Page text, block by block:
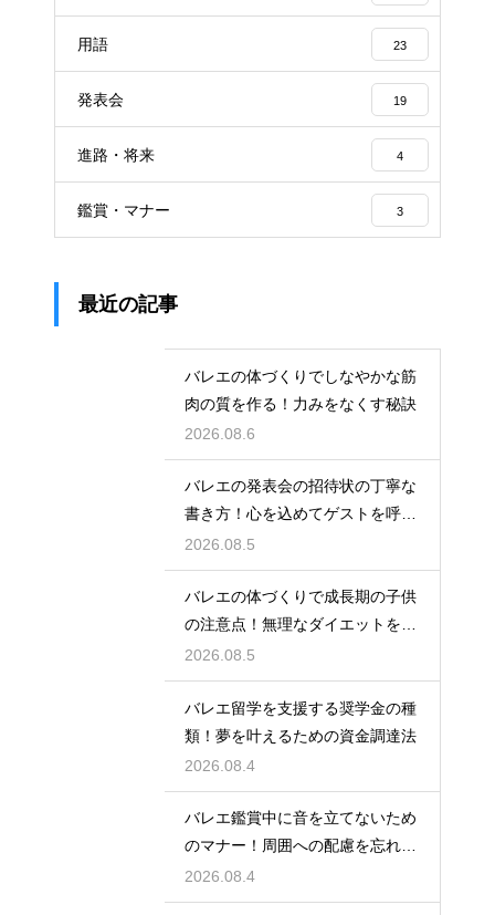
用語 23
発表会 19
進路・将来 4
鑑賞・マナー 3
最近の記事
バレエの体づくりでしなやかな筋
肉の質を作る！力みをなくす秘訣
2026.08.6
バレエの発表会の招待状の丁寧な
書き方！心を込めてゲストを呼ぶ
コツ
2026.08.5
バレエの体づくりで成長期の子供
の注意点！無理なダイエットを防
ぎ健康に
2026.08.5
バレエ留学を支援する奨学金の種
類！夢を叶えるための資金調達法
2026.08.4
バレエ鑑賞中に音を立てないため
のマナー！周囲への配慮を忘れず
に
2026.08.4